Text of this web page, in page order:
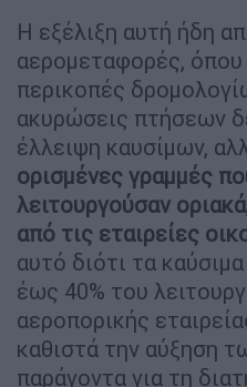
Η εξέλιξη αυτή ήδη
αερομεταφορές, όπου
περικοπές
ακυρώσεις πτήσεων
έλλειψη καυσίμων,
ορισμένες γραμμές
λειτουργούσαν
από τις εταιρείες
αυτό διότι τα
έως 40% του
αεροπορικής
καθιστά την αύξηση
παράγοντα για τη